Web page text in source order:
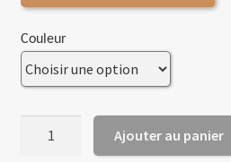
Couleur
Ajouter au panier